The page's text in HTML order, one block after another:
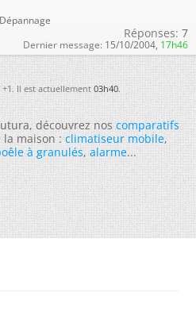
Réponses: 7
Dernier message: 15/10/2004, 17h46
+1. Il est actuellement03h40.
découvrez noscomparatifs
maison :climatiseur mobile,
à granulés,alarme...